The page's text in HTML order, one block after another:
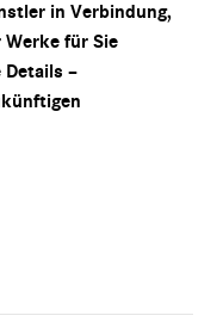
in Verbindung,
für Sie
–